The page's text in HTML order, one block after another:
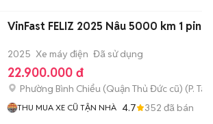
VinFast FELIZ 2025 Nâu 5000 km 1 pin
2025 Xe máy điện Đã sử dụng
22.900.000 đ
Phường Bình Chiểu (Quận Thủ Đức cũ) (P.
THU MUA XE CŨ TẬN NHÀ 4.7 352 đã bán